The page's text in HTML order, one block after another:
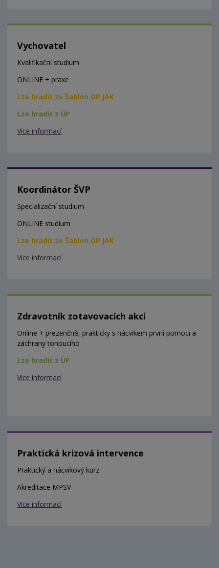
Vychovatel
Kvalifikační studium
ONLINE + praxe
Lze hradit ze Šablon OP JAK
Lze hradit z ÚP
Více informací
Koordinátor ŠVP
Specializační studium
ONLINE studium
Lze hradit ze Šablon OP JAK
Více informací
Zdravotník zotavovacích akcí
Online + prezenčně, prakticky s nácvikem první pomoci a
záchrany tonoucího
Lze hradit z ÚP
Více informací
Praktická krizová intervence
Praktický a nácvikový kurz
Akreditace MPSV
Více informací